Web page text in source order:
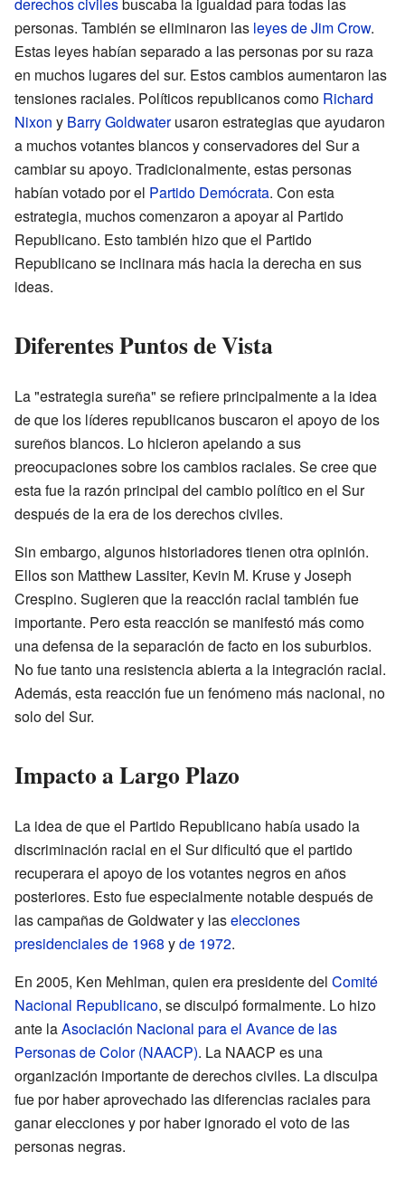
derechos civiles buscaba la igualdad para todas las
personas. También se eliminaron las leyes de Jim Crow.
Estas leyes habían separado a las personas por su raza
en muchos lugares del sur. Estos cambios aumentaron las
tensiones raciales. Políticos republicanos como Richard
Nixon y Barry Goldwaterusaron estrategias que ayudaron
a muchos votantes blancos y conservadores del Sur a
cambiar su apoyo. Tradicionalmente, estas personas
habían votado por el Partido Demócrata. Con esta
estrategia, muchos comenzaron a apoyar al Partido
Republicano. Esto también hizo que el Partido
Republicano se inclinara más hacia la derecha en sus
ideas.
Diferentes Puntos de Vista
La "estrategia sureña" se refiere principalmente a la idea
de que los líderes republicanos buscaron el apoyo de los
sureños blancos. Lo hicieron apelando a sus
preocupaciones sobre los cambios raciales. Se cree que
esta fue la razón principal del cambio político en el Sur
después de la era de los derechos civiles.
Sin embargo, algunos historiadores tienen otra opinión.
Ellos son Matthew Lassiter, Kevin M. Kruse y Joseph
Crespino. Sugieren que la reacción racial también fue
importante. Pero esta reacción se manifestó más como
una defensa de la separación de facto en los suburbios.
No fue tanto una resistencia abierta a la integración racial.
Además, esta reacción fue un fenómeno más nacional, no
solo del Sur.
Impacto a Largo Plazo
La idea de que el Partido Republicano había usado la
discriminación racial en el Sur dificultó que el partido
recuperara el apoyo de los votantes negros en años
posteriores. Esto fue especialmente notable después de
las campañas de Goldwater y laselecciones
presidenciales de 1968 yde 1972.
En 2005, Ken Mehlman, quien era presidente del Comité
Nacional Republicano, se disculpó formalmente. Lo hizo
ante laAsociación Nacional para el Avance de las
Personas de Color (NAACP). La NAACP es una
organización importante de derechos civiles. La disculpa
fue por haber aprovechado las diferencias raciales para
ganar elecciones y por haber ignorado el voto de las
personas negras.